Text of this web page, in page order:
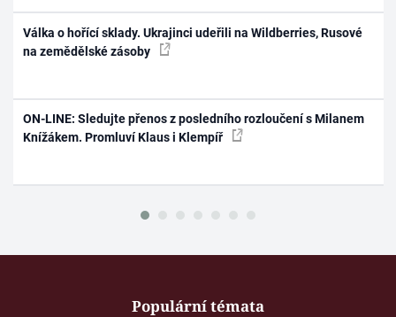
Válka o hořící sklady. Ukrajinci udeřili na Wildberries, Rusové
na zemědělské zásoby
ON-LINE: Sledujte přenos z posledního rozloučení s Milanem
Knížákem. Promluví Klaus i Klempíř
Populární témata